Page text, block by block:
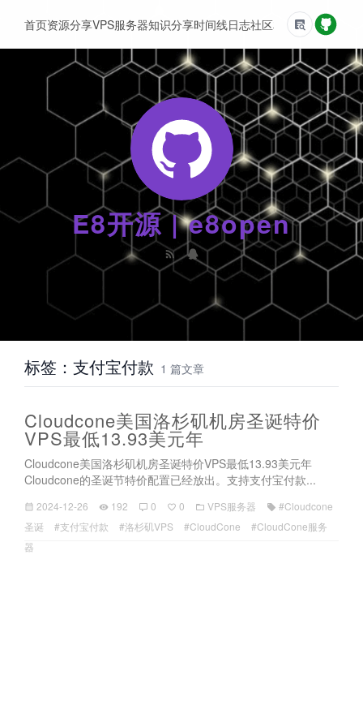
E8开源 | e8open
首页资源分享VPS服务器知识分享时间线日志社区友情链接
标签：支付宝付款 1 篇文章
Cloudcone美国洛杉矶机房圣诞特价
VPS最低13.93美元年
Cloudcone美国洛杉矶机房圣诞特价VPS最低13.93美元年
Cloudcone的圣诞节特价配置已经放出。支持支付宝付款...
2024-12-26 192 0 0 VPS服务器
#Cloudcone
圣诞
#支付宝付款 #洛杉矶VPS #CloudCone
#CloudCone服务
器